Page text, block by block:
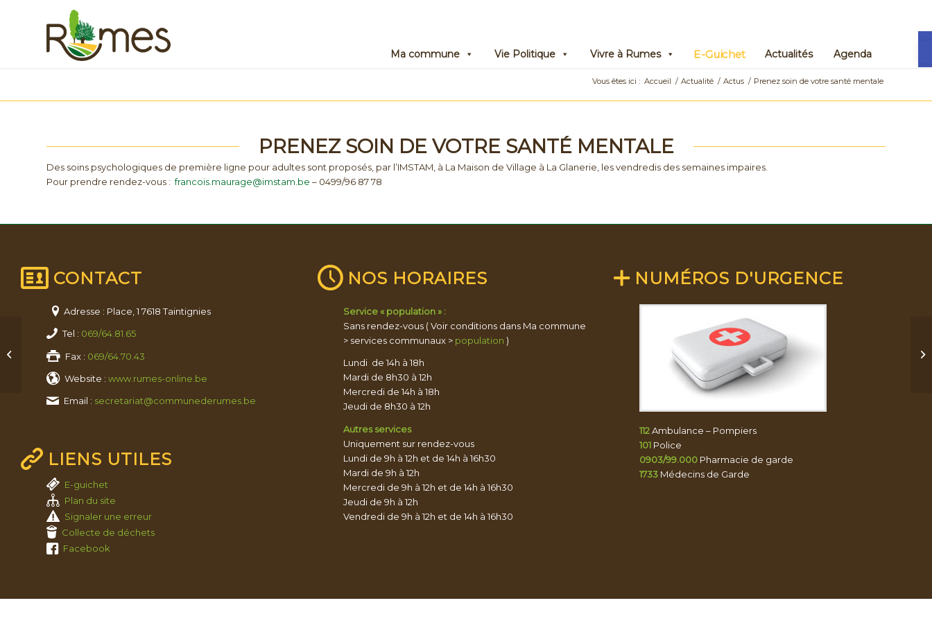
Ma commune Vie Politique Vivre à Rumes E-Guichet Actualités Agenda
Vous êtes ici : Accueil / Actualité / Actus / Prenez soin de votre santé mentale
PRENEZ SOIN DE VOTRE SANTÉ MENTALE
Des soins psychologiques de première ligne pour adultes sont proposés, par l’IMSTAM, à La Maison de Village à La Glanerie, les vendredis des semaines impaires.
Pour prendre rendez-vous :francois.maurage@imstam.be – 0499/96 87 78
CONTACT
Adresse : Place, 1 7618 Taintignies
Tel : 069/64.81.65
Fax : 069/64.70.43
Website : www.rumes-online.be
Email : secretariat@communederumes.be
LIENS UTILES
E-guichet
Plan du site
Signaler une erreur
Collecte de déchets
Facebook
NOS HORAIRES
Service « population » :
Sans rendez-vous ( Voir conditions dans Ma commune
> services communaux > population )
Lundi de 14h à 18h
Mardi de 8h30 à 12h
Mercredi de 14h à 18h
Jeudi de 8h30 à 12h
Autres services
Uniquement sur rendez-vous
Lundi de 9h à 12h et de 14h à 16h30
Mardi de 9h à 12h
Mercredi de 9h à 12h et de 14h à 16h30
Jeudi de 9h à 12h
Vendredi de 9h à 12h et de 14h à 16h30
NUMÉROS D'URGENCE
112Ambulance – Pompiers
101 Police
0903/99.000 Pharmacie de garde
1733 Médecins de Garde
Job coaching